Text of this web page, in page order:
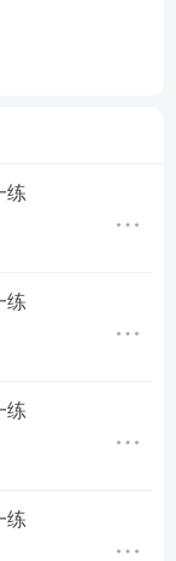
，发现属于预
的措施是（）
练
练
练
练